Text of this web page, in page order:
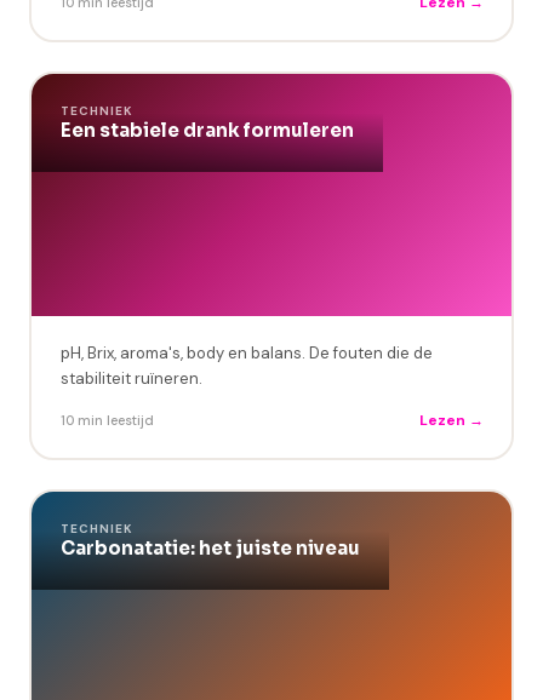
TECHNIEK
Een stabiele drank formuleren
pH, Brix, aroma's, body en balans. De fouten die de
stabiliteit ruïneren.
10 min leestijd Lezen →
TECHNIEK
Carbonatatie: het juiste niveau
→ Productie → Verkoop
15 minuten om in te vullen